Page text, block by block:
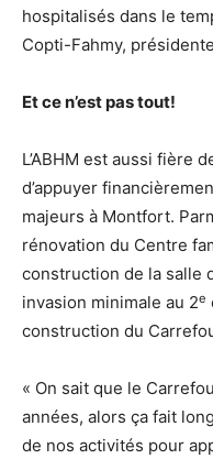
hospitalisés dans le
Copti-Fahmy, présidente
Et ce n’est pas tout!
L’ABHM est aussi fière
d’appuyer
majeurs à Montfort.
rénovation du Centre
construction de la salle
invasion minimale au 2e
construction du
« On sait que le
années, alors ça fait
de nos activités pour